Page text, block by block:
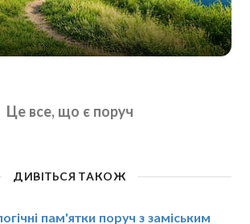
Це все, що є поруч
ДИВІТЬСЯ ТАКОЖ
пам'ятки поруч з заміським